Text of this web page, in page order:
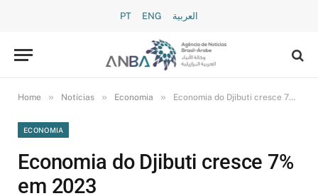
PT ENG العربية
Home » Notícias » Economia » Economia do Djibuti cresce 7% em 2023
ECONOMIA
Economia do Djibuti cresce 7%
em 2023